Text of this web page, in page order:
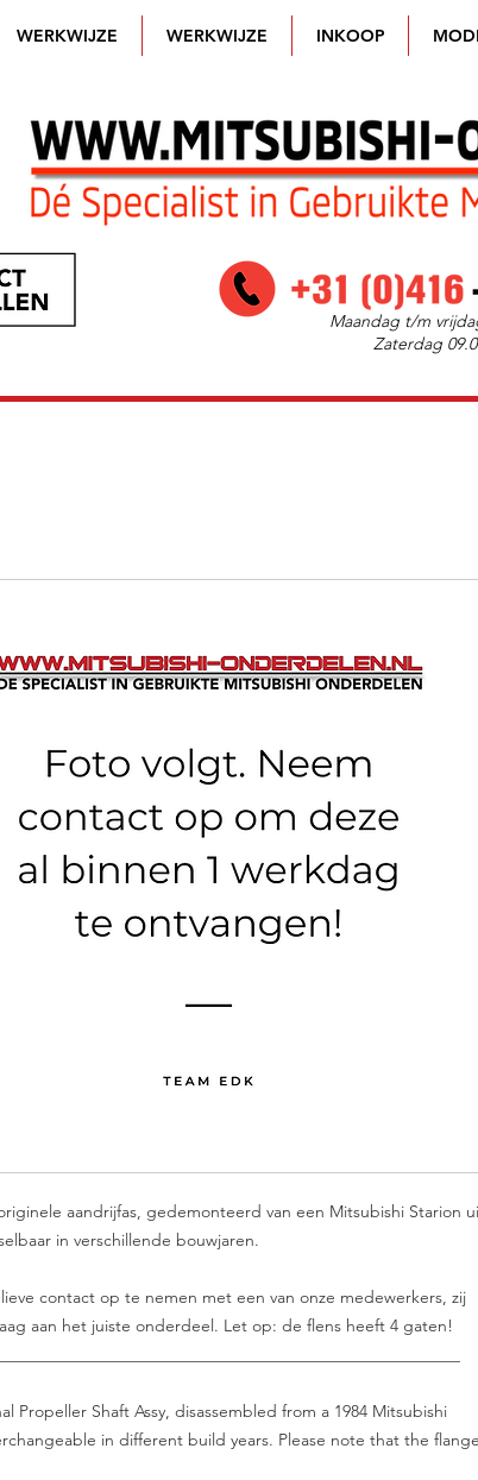
WERKWIJZE WERKWIJZE INKOOP
Maandag t/m
Zaterdag
aandrijfas, gedemonteerd van een Mitsubishi Starion
in verschillende bouwjaren.
contact op te nemen met een van onze medewerkers, zij
aan het juiste onderdeel. Let op: de flens heeft 4 gaten!
Propeller Shaft Assy, disassembled from a 1984 Mitsubishi
in different build years. Please note that the flange